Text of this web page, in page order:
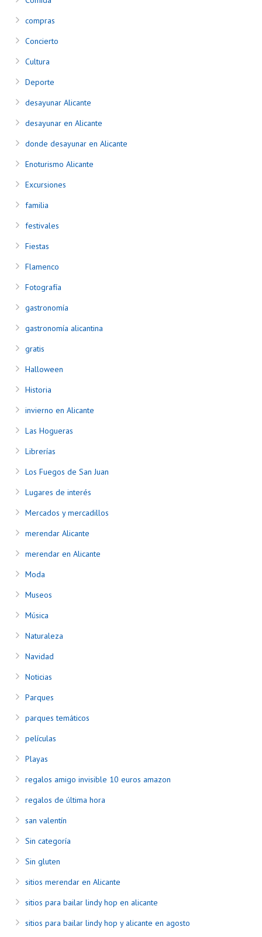
compras
Concierto
Cultura
Deporte
desayunar Alicante
desayunar en Alicante
donde desayunar en Alicante
Enoturismo Alicante
Excursiones
familia
festivales
Fiestas
Flamenco
Fotografía
gastronomía
gastronomía alicantina
gratis
Halloween
Historia
invierno en Alicante
Las Hogueras
Librerías
Los Fuegos de San Juan
Lugares de interés
Mercados y mercadillos
merendar Alicante
merendar en Alicante
Moda
Museos
Música
Naturaleza
Navidad
Noticias
Parques
parques temáticos
películas
Playas
regalos amigo invisible 10 euros amazon
regalos de última hora
san valentín
Sin categoría
Sin gluten
sitios merendar en Alicante
sitios para bailar lindy hop en alicante
sitios para bailar lindy hop y alicante en agosto